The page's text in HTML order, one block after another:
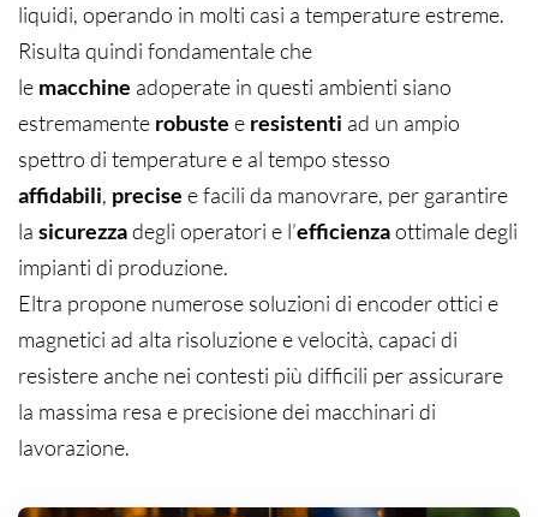
liquidi, operando in molti casi a temperature estreme.
Risulta quindi fondamentale che
le macchine adoperate in questi ambienti siano
estremamente robuste e resistenti ad un ampio
spettro di temperature e al tempo stesso
affidabili, precise e facili da manovrare, per garantire
la sicurezzadegli operatori e l’efficienzaottimale degli
impianti di produzione.
Eltra propone numerose soluzioni di encoder ottici e
magnetici ad alta risoluzione e velocità, capaci di
resistere anche nei contesti più difficili per assicurare
la massima resa e precisione dei macchinari di
lavorazione.